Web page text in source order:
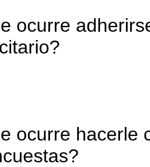
ocurre
ocurre hacerle